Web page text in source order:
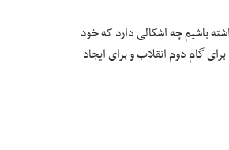
نگهبان است. بنابراین اگر ۵۰ نامزد ریاست جمهوری داشته باشیم چه اشکالی دارد که خود
گام دوم انقلاب و برای ایجاد